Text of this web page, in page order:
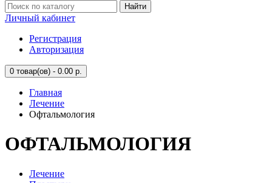
Найти
Личный кабинет
Регистрация
Авторизация
0 товар(ов) - 0.00 р.
Главная
Лечение
Офтальмология
ОФТАЛЬМОЛОГИЯ
Лечение